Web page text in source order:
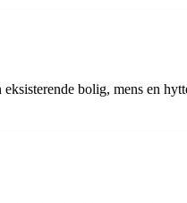
bolig, mens en